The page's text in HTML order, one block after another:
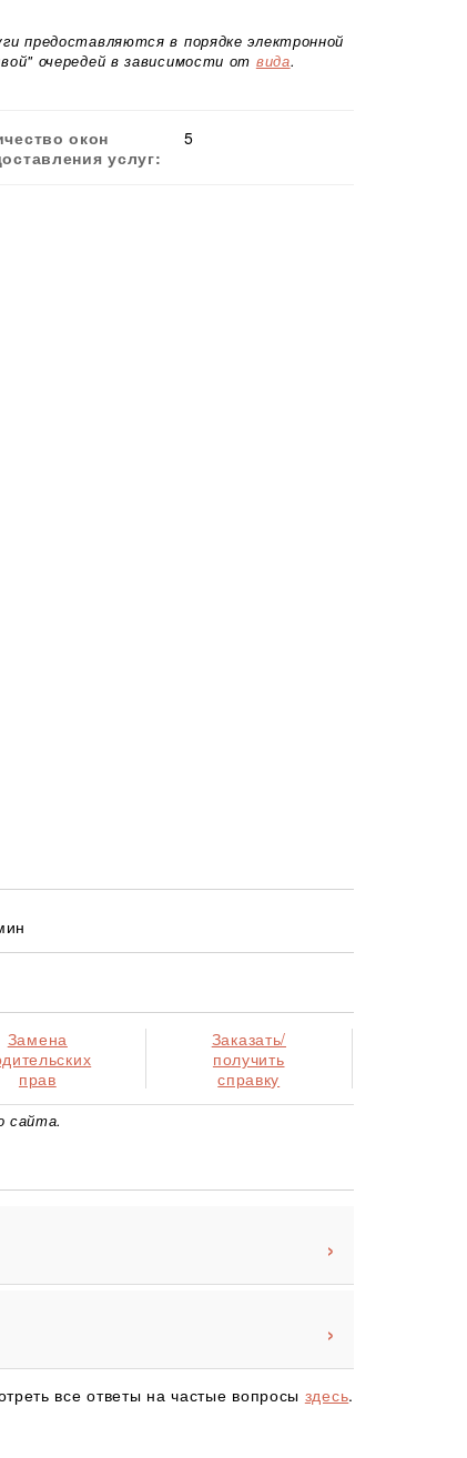
предоставляются в порядке электронной
очередей в зависимости от вида.
окон
услуг:
5
Замена
прав
Заказать/
получить
справку
сайта.
все ответы на частые вопросы здесь.